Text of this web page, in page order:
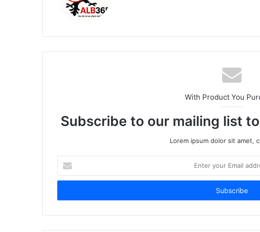
With Product You
Subscribe to our mailing list
Lorem ipsum dolor sit amet,
your
Email